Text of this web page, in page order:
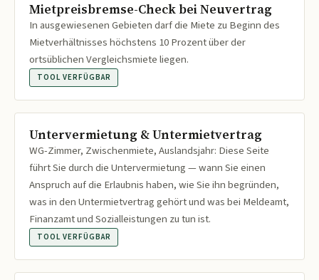
Mietpreisbremse-Check bei Neuvertrag
In ausgewiesenen Gebieten darf die Miete zu Beginn des
Mietverhältnisses höchstens 10 Prozent über der
ortsüblichen Vergleichsmiete liegen.
TOOL VERFÜGBAR
Untervermietung & Untermietvertrag
WG-Zimmer, Zwischenmiete, Auslandsjahr: Diese Seite
führt Sie durch die Untervermietung — wann Sie einen
Anspruch auf die Erlaubnis haben, wie Sie ihn begründen,
was in den Untermietvertrag gehört und was bei Meldeamt,
Finanzamt und Sozialleistungen zu tun ist.
TOOL VERFÜGBAR